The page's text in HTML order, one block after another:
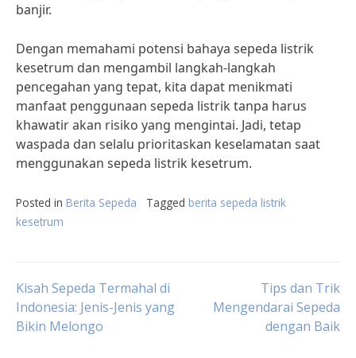
banjir.
Dengan memahami potensi bahaya sepeda listrik
kesetrum dan mengambil langkah-langkah
pencegahan yang tepat, kita dapat menikmati
manfaat penggunaan sepeda listrik tanpa harus
khawatir akan risiko yang mengintai. Jadi, tetap
waspada dan selalu prioritaskan keselamatan saat
menggunakan sepeda listrik kesetrum.
Posted in Berita Sepeda Tagged berita sepeda listrik
kesetrum
Post
navigation
Kisah Sepeda Termahal di
Indonesia: Jenis-Jenis yang
Bikin Melongo
Tips dan Trik
Mengendarai Sepeda
dengan Baik